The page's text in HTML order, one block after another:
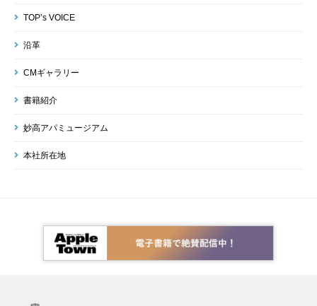
TOP’s VOICE
沿革
CMギャラリー
書籍紹介
妙高アパミュージアム
本社所在地